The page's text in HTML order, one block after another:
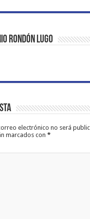
Rondón Lugo
electrónico no será
marcados con*